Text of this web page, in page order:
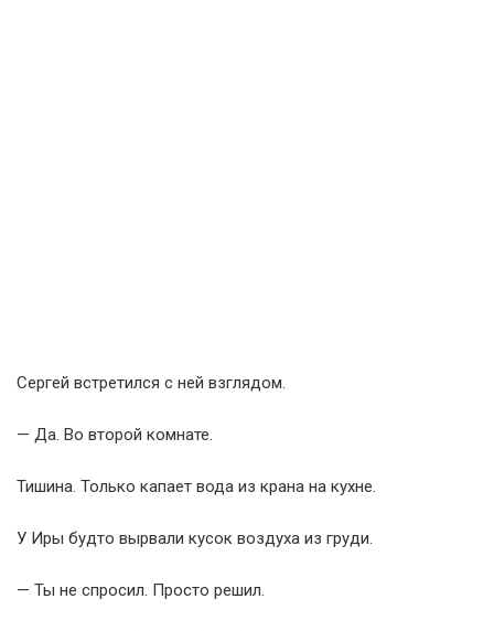
Сергей встретился с ней взглядом.
— Да. Во второй комнате.
Тишина. Только капает вода из крана на кухне.
У Иры будто вырвали кусок воздуха из груди.
— Ты не спросил. Просто решил.